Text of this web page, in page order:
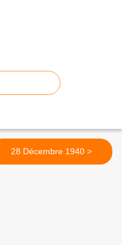
28 Décembre 1940 >